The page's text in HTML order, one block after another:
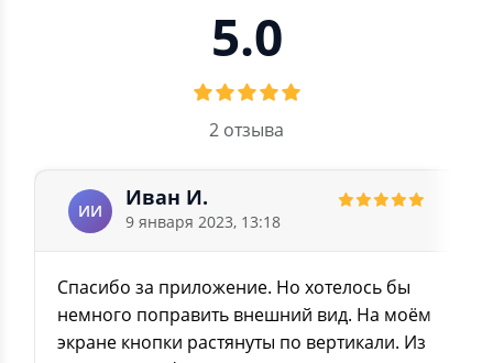
5.0
2 отзыва
ИИ
Иван И.
9 января 2023, 13:18
Спасибо за приложение. Но хотелось бы
немного поправить внешний вид. На моём
экране кнопки растянуты по вертикали. Из